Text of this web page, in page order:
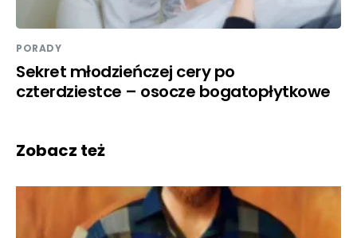
PORADY
Sekret młodzieńczej cery po
czterdziestce – osocze bogatopłytkowe
Zobacz też